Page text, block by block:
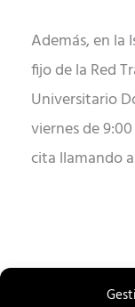
Además, en la
fijo de la Red
Universitario
viernes de
cita llamando